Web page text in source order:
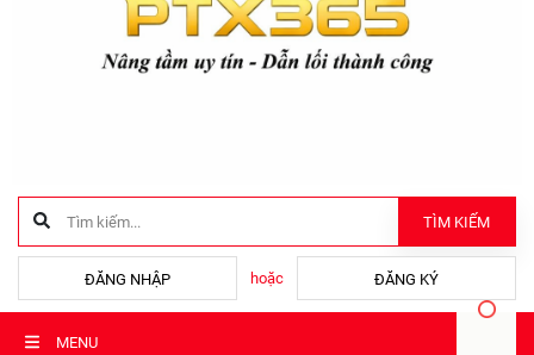
TÌM KIẾM
ĐĂNG NHẬP hoặc ĐĂNG KÝ
MENU